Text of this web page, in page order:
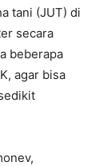
tani (JUT) di
secara
beberapa
agar bisa